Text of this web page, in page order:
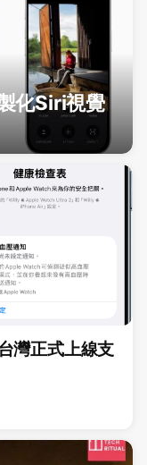
化Siri視覺
灣正式上線支